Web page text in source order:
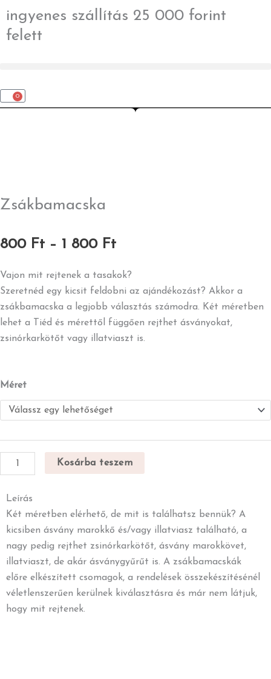
to
content
ingyenes szállítás 25 000 forint
felett
0
Kosár
Zsákbamacska
800 Ft – 1 800 FtÁrtartomány:
-
1
800 Ft
Vajon mit rejtenek a tasakok?
Szeretnéd egy kicsit feldobni az ajándékozást? Akkor a
zsákbamacska a legjobb választás számodra. Két méretben
lehet a Tiéd és mérettől függően rejthet ásványokat,
zsinórkarkötőt vagy illatviaszt is.
Méret
Zsákbamacska
mennyiség
Kosárba teszem
Leírás
Két méretben elérhető, de mit is találhatsz bennük? A
kicsiben ásvány marokkő és/vagy illatviasz található, a
nagy pedig rejthet zsinórkarkötőt, ásvány marokkövet,
illatviaszt, de akár ásványgyűrűt is. A zsákbamacskák
előre elkészített csomagok, a rendelések összekészítésénél
véletlenszerűen kerülnek kiválasztásra és már nem látjuk,
hogy mit rejtenek.